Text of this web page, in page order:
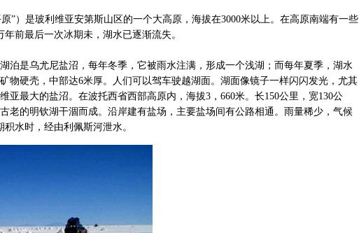
）是玻利维亚安第斯山区的一个大高原，海拔在3000米以上。在高原南端有一些
前最后一次冰期未，湖水已逐渐流失。
是乌尤尼盐沼，每年冬季，它被雨水注满，形成一个浅湖；而每年夏季，湖水
物硬壳，中部达6米厚。人们可以驾车驶越湖面。湖面像镜子一样闪闪发光，尤其
亚最大的盐沼。在波托西省西部高原内，海拔3，660米。长150公里，宽130公
老的明钦湖干涸而成。沿岸建有盐场，主要盐场间有公路相通。雨量稀少，气候
水时，经由利佩斯河泄水。